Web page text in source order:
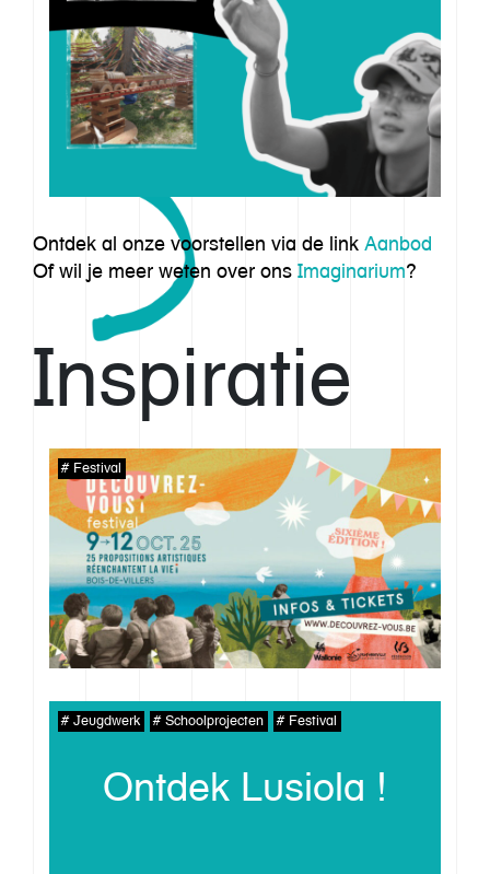
Ontdek al onze voorstellen via de link Aanbod
Of wil je meer weten over ons Imaginarium?
Inspiratie
Festival
Jeugdwerk Schoolprojecten Festival
Ontdek Lusiola !